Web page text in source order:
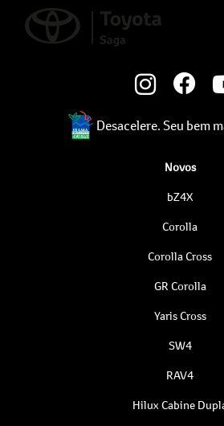
Desacelere. Seu bem
Novos
bZ4X
Corolla
Corolla Cross
GR Corolla
Yaris Cross
SW4
RAV4
Hilux Cabine